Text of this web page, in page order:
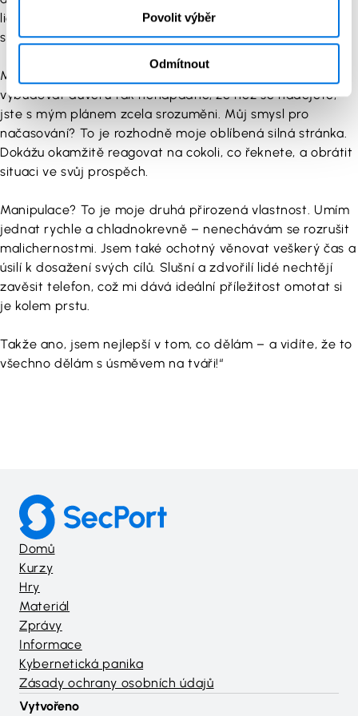
Povolit výběr
Odmítnout
lidí na druhém konci linky – je to jako mít psychologické
superschopnosti!
Mojí další silnou stránkou je trpělivost. Dokážu si
vybudovat důvěru tak nenápadně, že než se nadějete,
jste s mým plánem zcela srozuměni. Můj smysl pro
načasování? To je rozhodně moje oblíbená silná stránka.
Dokážu okamžitě reagovat na cokoli, co řeknete, a obrátit
situaci ve svůj prospěch.
Manipulace? To je moje druhá přirozená vlastnost. Umím
jednat rychle a chladnokrevně – nenechávám se rozrušit
malichernostmi. Jsem také ochotný věnovat veškerý čas a
úsilí k dosažení svých cílů. Slušní a zdvořilí lidé nechtějí
zavěsit telefon, což mi dává ideální příležitost omotat si
je kolem prstu.
Takže ano, jsem nejlepší v tom, co dělám – a vidíte, že to
všechno dělám s úsměvem na tváři!“
Domů
Kurzy
Hry
Materiál
Zprávy
Informace
Kybernetická panika
Zásady ochrany osobních údajů
Vytvořeno